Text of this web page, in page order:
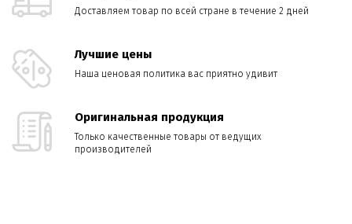
Доставляем товар по всей стране в течение 2 дней
Лучшие цены
Наша ценовая политика вас приятно удивит
Оригинальная продукция
Только качественные товары от ведущих
производителей